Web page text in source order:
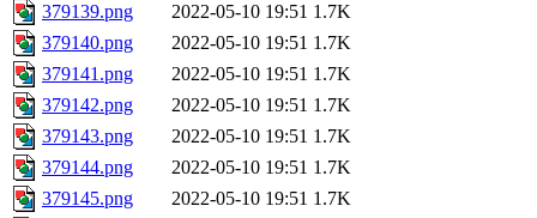
379139.png
2022-05-10 19:51 1.7K
379140.png
2022-05-10 19:51 1.7K
379141.png
2022-05-10 19:51 1.7K
379142.png
2022-05-10 19:51 1.7K
379143.png
2022-05-10 19:51 1.7K
379144.png
2022-05-10 19:51 1.7K
379145.png
2022-05-10 19:51 1.7K